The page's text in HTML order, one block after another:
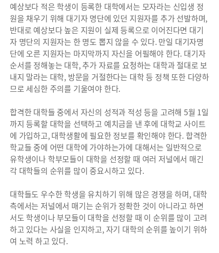
예상보다 적은 학생이 등록한 대학에서는 모자라는 신입생 정
원을 채우기 위해 대기자 명단에 있던 지원자를 추가 선발하며,
반대로 예상보다 높은 지원이 실제 등록으로 이어진다면 대기
자 명단의 지원자는 한 명도 뽑지 않을 수 있다. 만일 대기자명
단에 오른 지원자는 마지막까지 자신을 어필해야 한다. 대기자
순서를 정해놓는 대학, 추가 자료를 요청하는 대학과 절대로 보
내지 말라는 대학, 방문을 거절한다는 대학 등 정책 또한 다양하
므로 세심한 주의를 기울여야 한다.
합격한 대학들 중에서 자신의 성적과 적성 등을 고려해 5월 1일
까지 등록할 대학을 선택하고 예치금을 낸 후에 대학교 사이트
에 가입하고, 대학생활에 필요한 정보를 확인해야 한다. 합격한
학교들 중에 어떤 대학에 가야하는가에 대해서는 일반적으로
유학생이나 학부모들이 대학을 선정할 때 여러 저널에서 매긴
각 대학들의 순위를 많이 중요시하고 있다.
대학들도 우수한 학생을 유치하기 위해 많은 경쟁을 하며, 대학
측에서는 저널에서 매기는 순위가 정확한 것이 아니라고 하면
서도 학생이나 부모들이 대학을 선정할 때 이 순위를 많이 고려
하고 있다는 사실을 인지하고, 자기 대학의 순위를 높이기 위하
여 노력 하고 있다.